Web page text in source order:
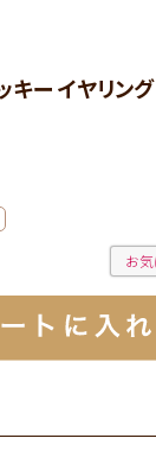
キー イヤリング
お